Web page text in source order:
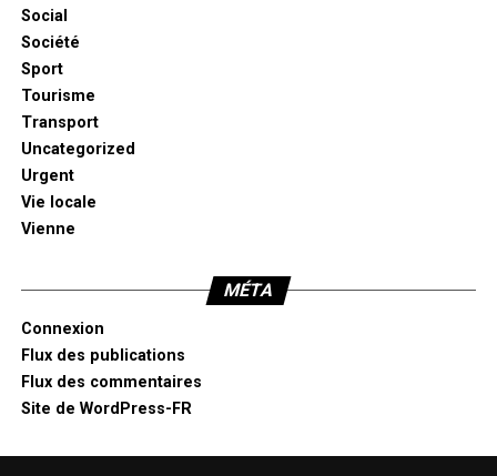
Social
Société
Sport
Tourisme
Transport
Uncategorized
Urgent
Vie locale
Vienne
MÉTA
Connexion
Flux des publications
Flux des commentaires
Site de WordPress-FR